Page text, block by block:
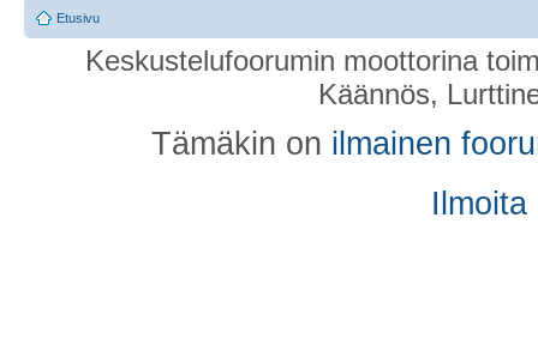
Etusivu
Keskustelufoorumin moottorina
Käännös,
Tämäkin on ilmainen